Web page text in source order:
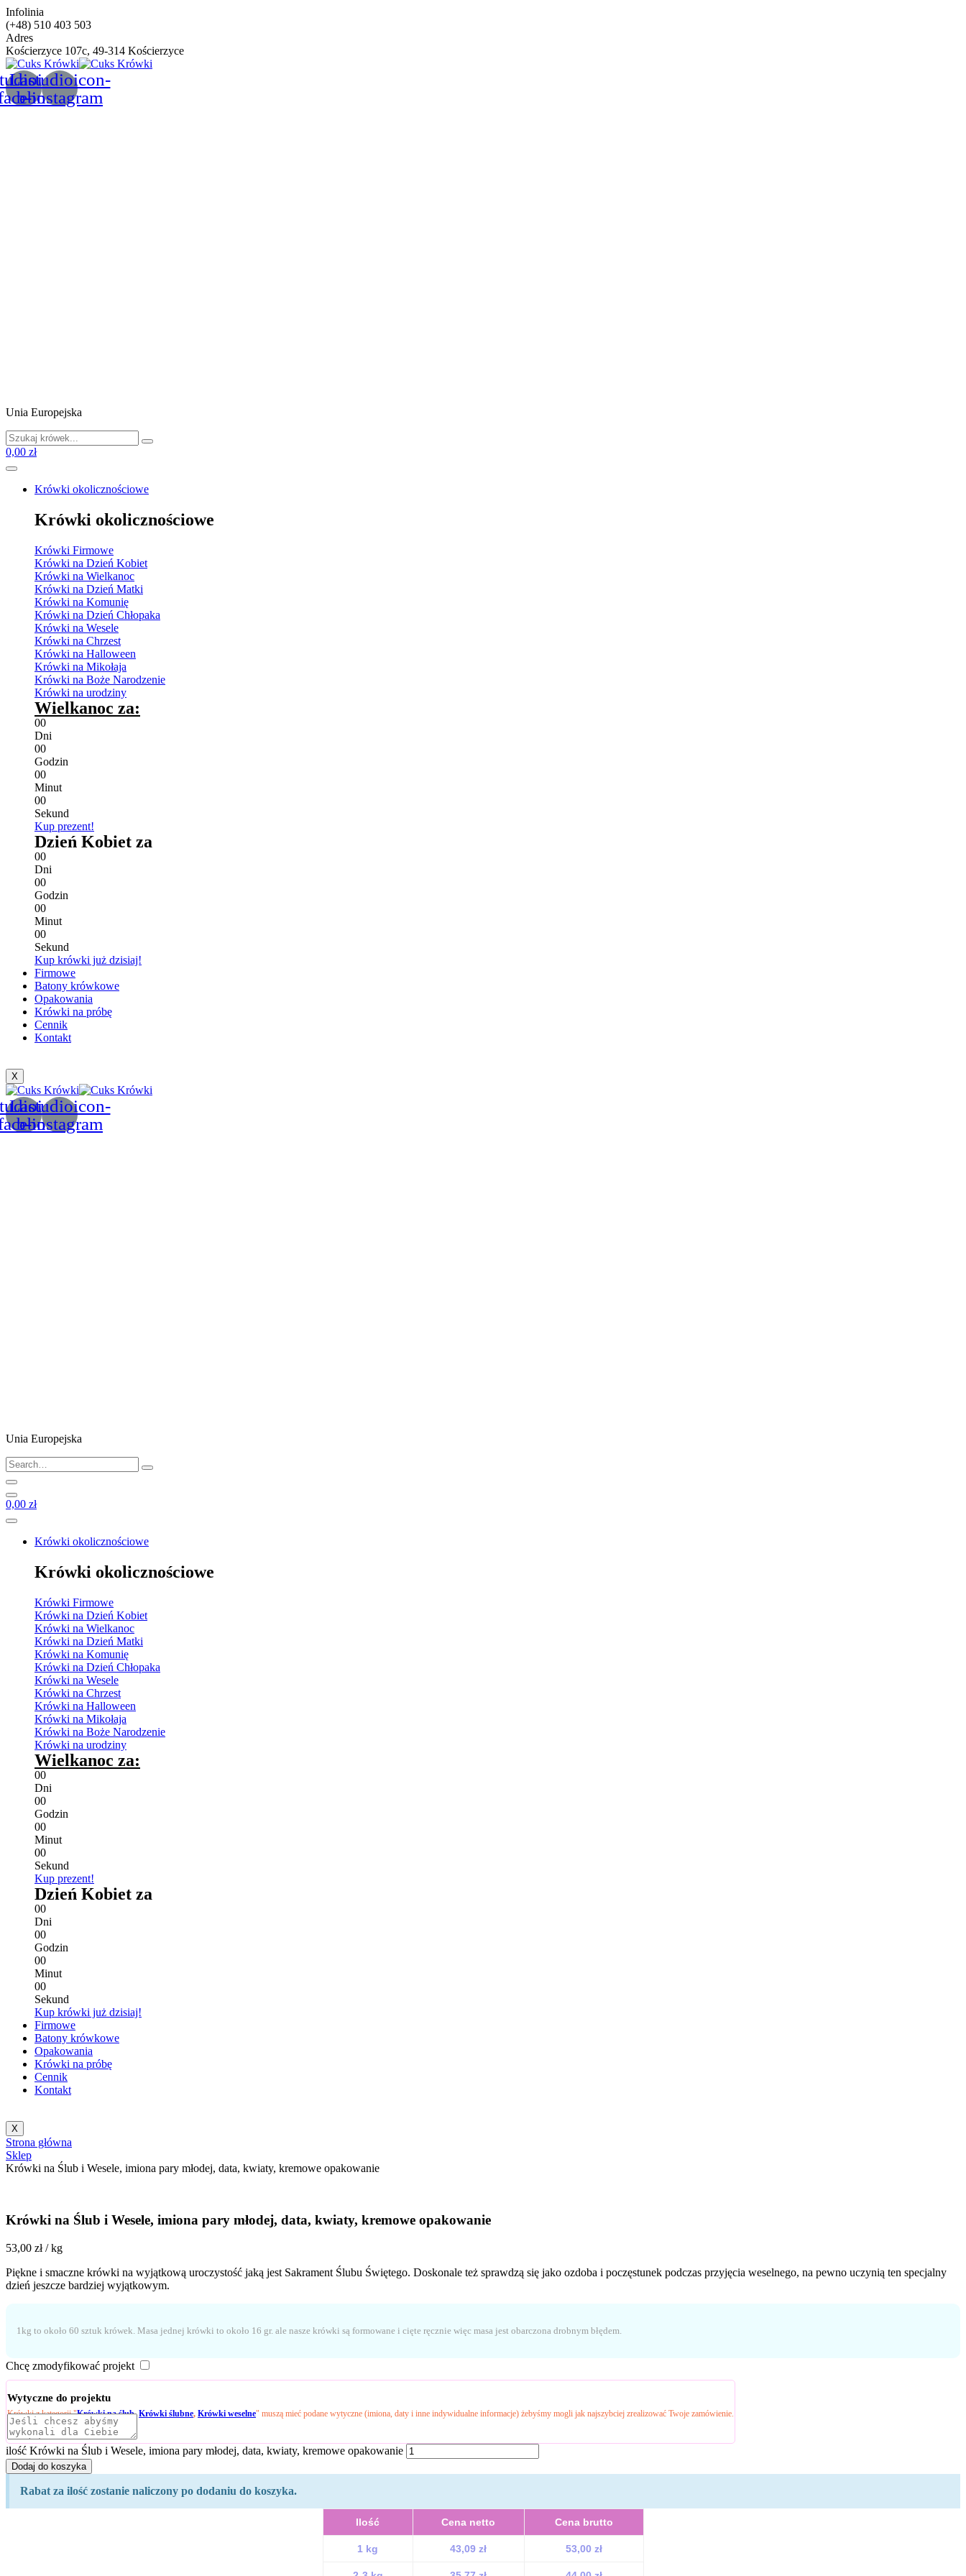
Infolinia
(+48) 510 403 503
Adres
Kościerzyce 107c, 49-314 Kościerzyce
Lastudioicon-
b-instagram
Unia Europejska
0,00 zł
Krówki okolicznościowe
Krówki okolicznościowe
Krówki Firmowe
Krówki na Dzień Kobiet
Krówki na Wielkanoc
Krówki na Dzień Matki
Krówki na Komunię
Krówki na Dzień Chłopaka
Krówki na Wesele
Krówki na Chrzest
Krówki na Halloween
Krówki na Mikołaja
Krówki na Boże Narodzenie
Krówki na urodziny
Wielkanoc za:
00
Dni
00
Godzin
00
Minut
00
Sekund
Kup prezent!
Dzień Kobiet za
00
Dni
00
Godzin
00
Minut
00
Sekund
Kup krówki już dzisiaj!
Firmowe
Batony krówkowe
Opakowania
Krówki na próbę
Cennik
Kontakt
X
Lastudioicon-
b-instagram
Unia Europejska
0,00 zł
Krówki okolicznościowe
Krówki okolicznościowe
Krówki Firmowe
Krówki na Dzień Kobiet
Krówki na Wielkanoc
Krówki na Dzień Matki
Krówki na Komunię
Krówki na Dzień Chłopaka
Krówki na Wesele
Krówki na Chrzest
Krówki na Halloween
Krówki na Mikołaja
Krówki na Boże Narodzenie
Krówki na urodziny
Wielkanoc za:
00
Dni
00
Godzin
00
Minut
00
Sekund
Kup prezent!
Dzień Kobiet za
00
Dni
00
Godzin
00
Minut
00
Sekund
Kup krówki już dzisiaj!
Firmowe
Batony krówkowe
Opakowania
Krówki na próbę
Cennik
Kontakt
X
Strona główna
Sklep
Krówki na Ślub i Wesele, imiona pary młodej, data, kwiaty, kremowe opakowanie
Krówki na Ślub i Wesele, imiona pary młodej, data, kwiaty, kremowe opakowanie
53,00 zł / kg
Piękne i smaczne krówki na wyjątkową uroczystość jaką jest Sakrament Ślubu Świętego. Doskonale też sprawdzą się jako ozdoba i poczęstunek podczas przyjęcia weselnego, na pewno uczynią ten specjalny
dzień jeszcze bardziej wyjątkowym.
1kg to około 60 sztuk krówek. Masa jednej krówki to około 16 gr. ale nasze krówki są formowane i cięte ręcznie więc masa jest obarczona drobnym błędem.
Chcę zmodyfikować projekt
Wytyczne do projektu
Krówki z kategorii "Krówki na ślub,Krówki ślubne, Krówki weselne" muszą mieć podane wytyczne (imiona, daty i inne indywidualne informacje) żebyśmy mogli jak najszybciej zrealizować Twoje zamówienie.
ilość Krówki na Ślub i Wesele, imiona pary młodej, data, kwiaty, kremowe opakowanie
Dodaj do koszyka
Rabat za ilość zostanie naliczony po dodaniu do koszyka.
Ilość Cena netto Cena brutto
1 kg 43,09 zł 53,00 zł